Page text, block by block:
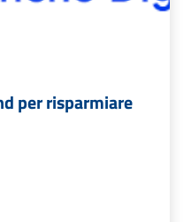
per risparmiare